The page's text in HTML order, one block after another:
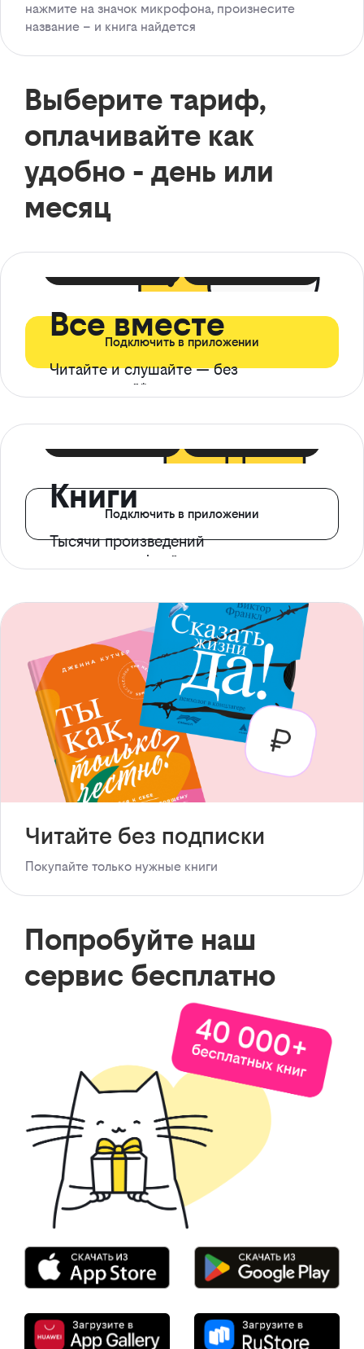
нажмите на значок микрофона, произнесите
название – и книга найдется
Выберите тариф,
оплачивайте как
удобно - день или
месяц
Все вместе
Читайте и слушайте — без
ограничений*
Подключить в приложении
Книги
Тысячи произведений
с доступом офлайн
Подключить в приложении
Читайте без подписки
Покупайте только нужные книги
Попробуйте наш
сервис бесплатно